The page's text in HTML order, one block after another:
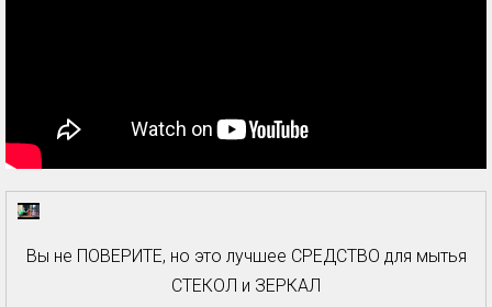
Вы не ПОВЕРИТЕ, но это лучшее СРЕДСТВО для мытья
СТЕКОЛ и ЗЕРКАЛ